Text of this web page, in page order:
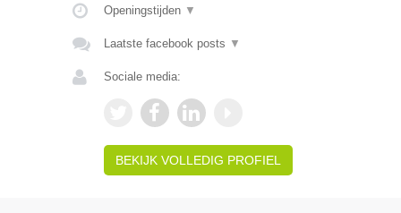
Openingstijden ▼
Laatste facebook posts ▼
Sociale media:
BEKIJK VOLLEDIG PROFIEL